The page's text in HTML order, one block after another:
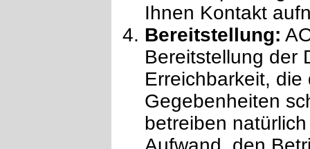
Ihnen Kontakt
Bereitstellung:
Bereitstellung der
Erreichbarkeit,
Gegebenheiten
betreiben